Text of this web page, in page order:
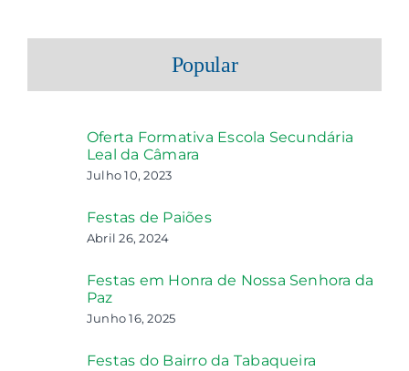
Popular
Oferta Formativa Escola Secundária
Leal da Câmara
Julho 10, 2023
Festas de Paiões
Abril 26, 2024
Festas em Honra de Nossa Senhora da
Paz
Junho 16, 2025
Festas do Bairro da Tabaqueira